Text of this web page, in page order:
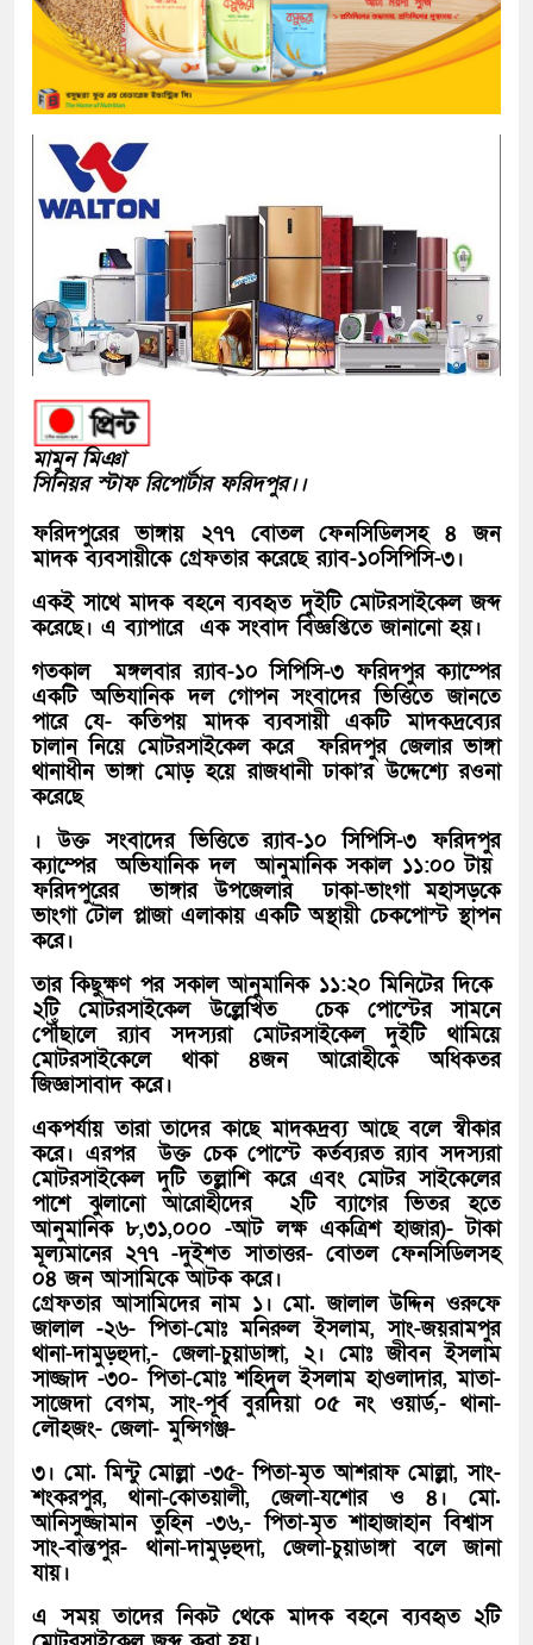
মামুন মিঞা
সিনিয়র স্টাফ রিপোর্টার ফরিদপুর।।
ফরিদপুরের ভাঙ্গায় ২৭৭ বোতল ফেনসিডিলসহ ৪ জন
মাদক ব্যবসায়ীকে গ্রেফতার করেছে র‌্যাব-১০সিপিসি-৩।
একই সাথে মাদক বহনে ব্যবহৃত দুইটি মোটরসাইকেল জব্দ
করেছে। এ ব্যাপারে এক সংবাদ বিজ্ঞপ্তিতে জানানো হয়।
গতকাল মঙ্গলবার র‌্যাব-১০ সিপিসি-৩ ফরিদপুর ক্যাম্পের
একটি অভিযানিক দল গোপন সংবাদের ভিত্তিতে জানতে
পারে যে- কতিপয় মাদক ব্যবসায়ী একটি মাদকদ্রব্যের
চালান নিয়ে মোটরসাইকেল করে ফরিদপুর জেলার ভাঙ্গা
থানাধীন ভাঙ্গা মোড় হয়ে রাজধানী ঢাকা’র উদ্দেশ্যে রওনা
করেছে
। উক্ত সংবাদের ভিত্তিতে র‌্যাব-১০ সিপিসি-৩ ফরিদপুর
ক্যাম্পের অভিযানিক দল আনুমানিক সকাল ১১:০০ টায়
ফরিদপুরের ভাঙ্গার উপজেলার ঢাকা-ভাংগা মহাসড়কে
ভাংগা টোল প্লাজা এলাকায় একটি অস্থায়ী চেকপোস্ট স্থাপন
করে।
তার কিছুক্ষণ পর সকাল আনুমানিক ১১:২০ মিনিটের দিকে
২টি মোটরসাইকেল উল্লেখিত চেক পোস্টের সামনে
পৌঁছালে র‌্যাব সদস্যরা মোটরসাইকেল দুইটি থামিয়ে
মোটরসাইকেলে থাকা ৪জন আরোহীকে অধিকতর
জিজ্ঞাসাবাদ করে।
একপর্যায় তারা তাদের কাছে মাদকদ্রব্য আছে বলে স্বীকার
করে। এরপর উক্ত চেক পোস্টে কর্তব্যরত র‌্যাব সদস্যরা
মোটরসাইকেল দুটি তল্লাশি করে এবং মোটর সাইকেলের
পাশে ঝুলানো আরোহীদের ২টি ব্যাগের ভিতর হতে
আনুমানিক ৮,৩১,০০০ -আট লক্ষ একত্রিশ হাজার)- টাকা
মূল্যমানের ২৭৭ -দুইশত সাতাত্তর- বোতল ফেনসিডিলসহ
০৪ জন আসামিকে আটক করে।
গ্রেফতার আসামিদের নাম ১। মো. জালাল উদ্দিন ওরুফে
জালাল -২৬- পিতা-মোঃ মনিরুল ইসলাম, সাং-জয়রামপুর
থানা-দামুড়হুদা,- জেলা-চুয়াডাঙ্গা, ২। মোঃ জীবন ইসলাম
সাজ্জাদ -৩০- পিতা-মোঃ শহিদুল ইসলাম হাওলাদার, মাতা-
সাজেদা বেগম, সাং-পূর্ব বুরদিয়া ০৫ নং ওয়ার্ড,- থানা-
লৌহজং- জেলা- মুন্সিগঞ্জ-
৩। মো. মিন্টু মোল্লা -৩৫- পিতা-মৃত আশরাফ মোল্লা, সাং-
শংকরপুর, থানা-কোতয়ালী, জেলা-যশোর ও ৪। মো.
আনিসুজ্জামান তুহিন -৩৬,- পিতা-মৃত শাহাজাহান বিশ্বাস
সাং-বান্তপুর- থানা-দামুড়হুদা, জেলা-চুয়াডাঙ্গা বলে জানা
যায়।
এ সময় তাদের নিকট থেকে মাদক বহনে ব্যবহৃত ২টি